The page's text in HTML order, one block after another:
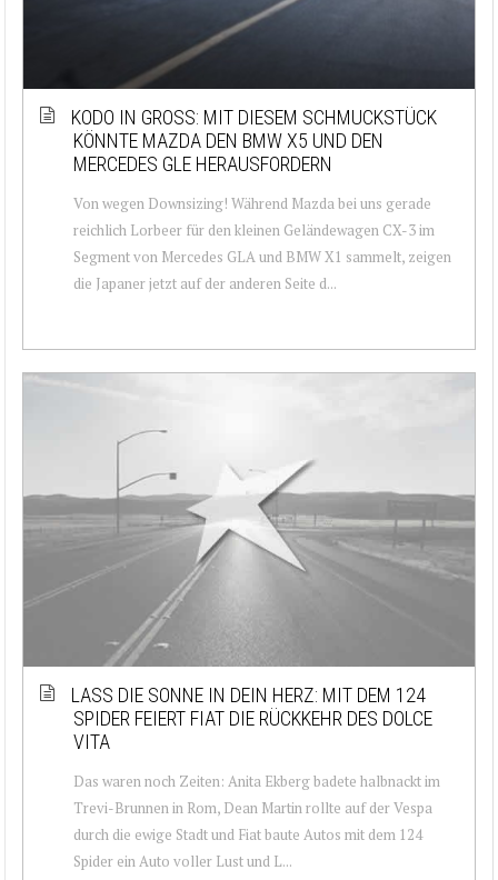
KODO IN GROSS: MIT DIESEM SCHMUCKSTÜCK K
ÖNNTE MAZDA DEN BMW X5 UND DEN M
ERCEDES GLE HERAUSFORDERN
Von wegen Downsizing! Während Mazda bei uns gerade
reichlich Lorbeer für den kleinen Geländewagen CX-3 im
Segment von Mercedes GLA und BMW X1 sammelt, zeigen
die Japaner jetzt auf der anderen Seite d...
LASS DIE SONNE IN DEIN HERZ: MIT DEM 124
SPIDER FEIERT FIAT DIE RÜCKKEHR DES DOLCE
VITA
Das waren noch Zeiten: Anita Ekberg badete halbnackt im
Trevi-Brunnen in Rom, Dean Martin rollte auf der Vespa
durch die ewige Stadt und Fiat baute Autos mit dem 124
Spider ein Auto voller Lust und L...